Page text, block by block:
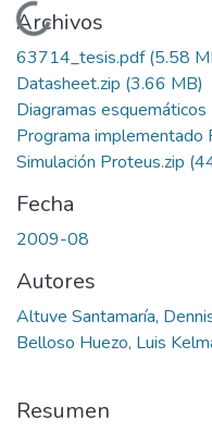
Cargando...
Archivos
63714_tesis.pdf(5.58
Datasheet.zip (3.66 MB)
Diagramas esquemáticos
Programa implementado
Simulación Proteus.zip
Fecha
2009-08
Autores
Altuve Santamaría,
Belloso Huezo, Luis
Resumen